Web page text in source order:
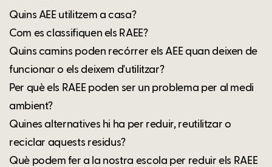
Quins AEE utilitzem a casa?
Com es classifiquen els RAEE?
Quins camins poden recórrer els AEE quan deixen de
funcionar o els deixem d'utilitzar?
Per què els RAEE poden ser un problema per al medi
ambient?
Quines alternatives hi ha per reduir, reutilitzar o
reciclar aquests residus?
Què podem fer a la nostra escola per reduir els RAEE